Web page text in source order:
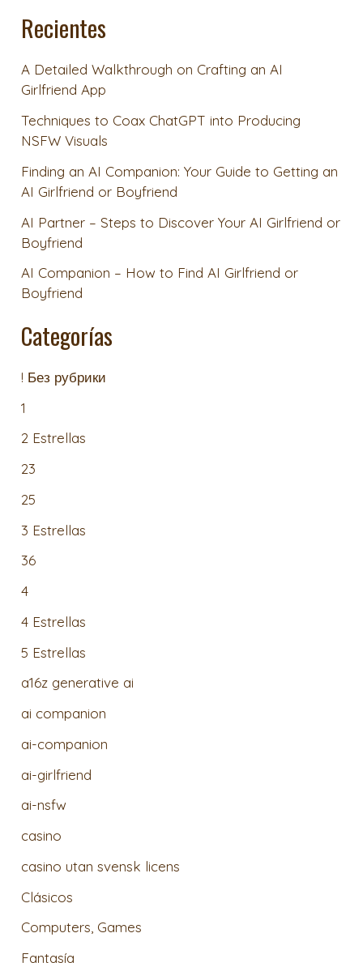
Recientes
A Detailed Walkthrough on Crafting an AI
Girlfriend App
Techniques to Coax ChatGPT into Producing
NSFW Visuals
Finding an AI Companion: Your Guide to Getting an
AI Girlfriend or Boyfriend
AI Partner – Steps to Discover Your AI Girlfriend or
Boyfriend
AI Companion – How to Find AI Girlfriend or
Boyfriend
Categorías
! Без рубрики
1
2 Estrellas
23
25
3 Estrellas
36
4
4 Estrellas
5 Estrellas
a16z generative ai
ai companion
ai-companion
ai-girlfriend
ai-nsfw
casino
casino utan svensk licens
Clásicos
Computers, Games
Fantasía